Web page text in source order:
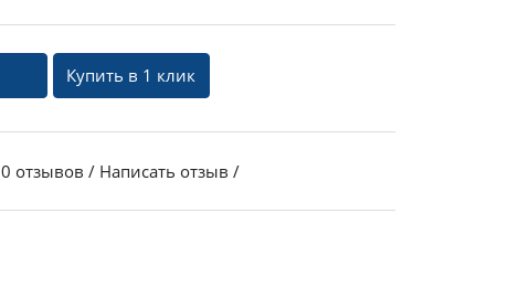
Купить в 1 клик
0 отзывов / Написать отзыв /